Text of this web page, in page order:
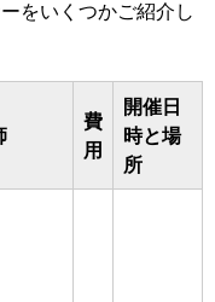
をいくつかご紹介し
費
用
開催日
時と場
所